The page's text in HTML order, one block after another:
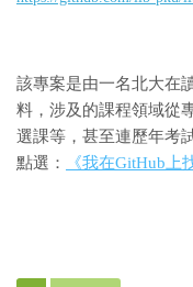
該專案是由一名北大在
料，涉及的課程領域從
選課等，甚至連歷年考
點選：
《我在GitHub上